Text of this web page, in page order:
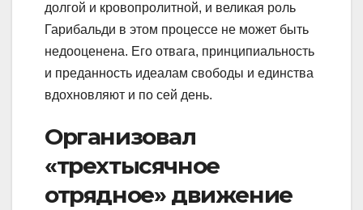
долгой и кровопролитной, и великая роль
Гарибальди в этом процессе не может быть
недооценена. Его отвага, принципиальность
и преданность идеалам свободы и единства
вдохновляют и по сей день.
Организовал
«трехтысячное
отрядное» движение